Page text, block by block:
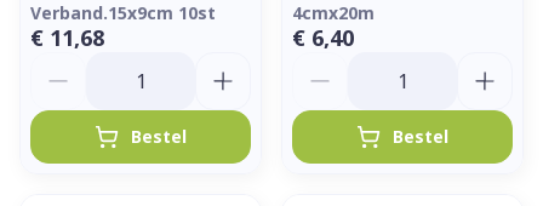
Verband.15x9cm 10st
€ 11,68
Bestel
4cmx20m
€ 6,40
Bestel